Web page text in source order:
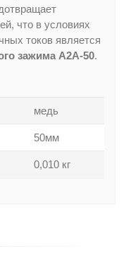
что в условиях
токов является
зажима А2А-50.
медь
50мм
0,010 кг